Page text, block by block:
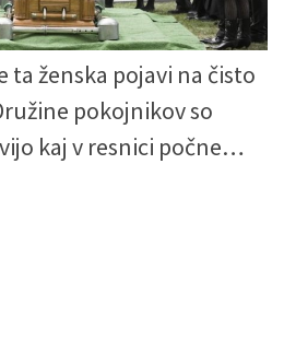
ta ženska pojavi na čisto
pokojnikov so
kaj v resnici počne…